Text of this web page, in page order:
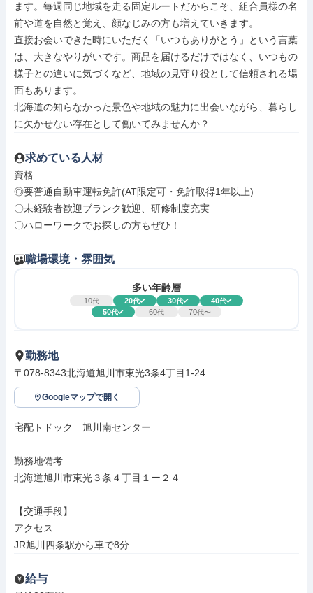
ます。毎週同じ地域を走る固定ルートだからこそ、組合員様の名
前や道を自然と覚え、顔なじみの方も増えていきます。
直接お会いできた時にいただく「いつもありがとう」という言葉
は、大きなやりがいです。商品を届けるだけではなく、いつもの
様子との違いに気づくなど、地域の見守り役として信頼される場
面もあります。
北海道の知らなかった景色や地域の魅力に出会いながら、暮らし
に欠かせない存在として働いてみませんか？
求めている人材
資格
◎要普通自動車運転免許(AT限定可・免許取得1年以上)
〇未経験者歓迎ブランク歓迎、研修制度充実
〇ハローワークでお探しの方もぜひ！
職場環境・雰囲気
多い年齢層
10代 20代 30代 40代
50代 60代 70代〜
勤務地
〒078-8343北海道旭川市東光3条4丁目1-24
Googleマップで開く
宅配トドック　旭川南センター
勤務地備考
北海道旭川市東光３条４丁目１ー２４
【交通手段】
アクセス
JR旭川四条駅から車で8分
給与